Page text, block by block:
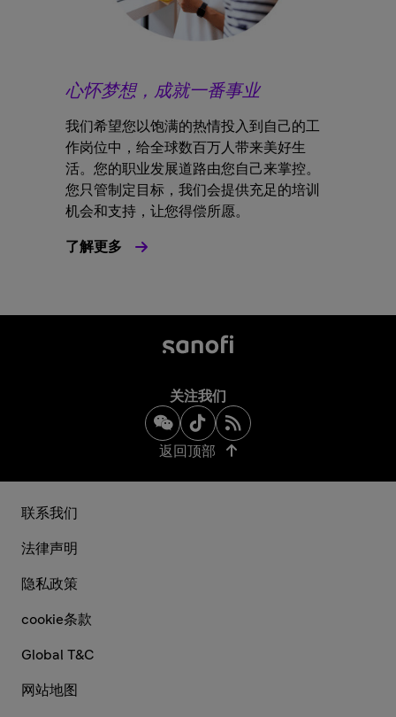
心怀梦想，成就一番事业
我们希望您以饱满的热情投入到自己的工
作岗位中，给全球数百万人带来美好生
活。您的职业发展道路由您自己来掌控。
您只管制定目标，我们会提供充足的培训
机会和支持，让您得偿所愿。
了解更多
关注我们
返回顶部
联系我们
法律声明
隐私政策
cookie条款
Global T&C
网站地图